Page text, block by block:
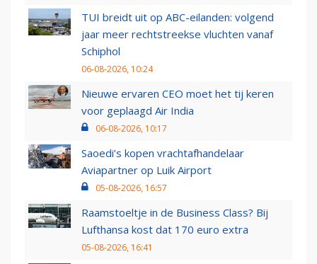
TUI breidt uit op ABC-eilanden: volgend
jaar meer rechtstreekse vluchten vanaf
Schiphol
06-08-2026, 10:24
Nieuwe ervaren CEO moet het tij keren
voor geplaagd Air India
06-08-2026, 10:17
Saoedi’s kopen vrachtafhandelaar
Aviapartner op Luik Airport
05-08-2026, 16:57
Raamstoeltje in de Business Class? Bij
Lufthansa kost dat 170 euro extra
05-08-2026, 16:41